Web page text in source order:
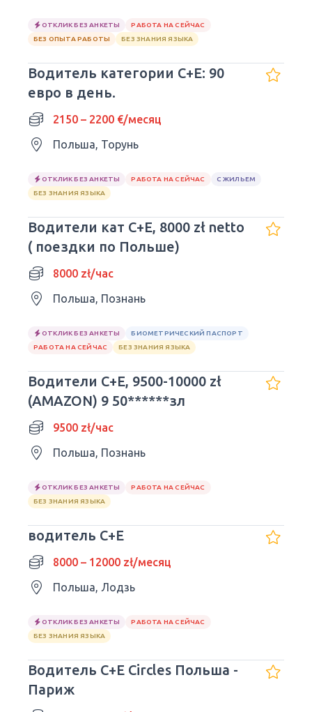
ОТКЛИК БЕЗ АНКЕТЫ
РАБОТА НА СЕЙЧАС
БЕЗ ОПЫТА РАБОТЫ
БЕЗ ЗНАНИЯ ЯЗЫКА
Водитель категории C+E: 90
евро в день.
2150 – 2200 €/месяц
Польша, Торунь
ОТКЛИК БЕЗ АНКЕТЫ РАБОТА НА СЕЙЧАС
С ЖИЛЬЕМ
БЕЗ ЗНАНИЯ ЯЗЫКА
Водители кат С+E, 8000 zł netto
( поездки по Польше)
8000 zł/час
Польша, Познань
ОТКЛИК БЕЗ АНКЕТЫ
БИОМЕТРИЧЕСКИЙ ПАСПОРТ
РАБОТА НА СЕЙЧАС
БЕЗ ЗНАНИЯ ЯЗЫКА
Водители С+Е, 9500-10000 zł
(AMAZON) 9 50******зл
9500 zł/час
Польша, Познань
ОТКЛИК БЕЗ АНКЕТЫ
РАБОТА НА СЕЙЧАС
БЕЗ ЗНАНИЯ ЯЗЫКА
водитель C+E
8000 – 12000 zł/месяц
Польша, Лодзь
ОТКЛИК БЕЗ АНКЕТЫ
РАБОТА НА СЕЙЧАС
БЕЗ ЗНАНИЯ ЯЗЫКА
Водитель C+E Circles Польша -
Париж